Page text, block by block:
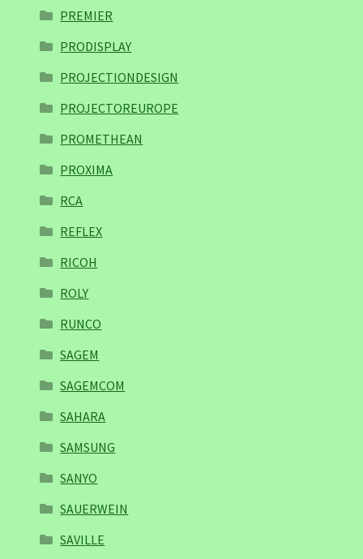
PREMIER
PRODISPLAY
PROJECTIONDESIGN
PROJECTOREUROPE
PROMETHEAN
PROXIMA
RCA
REFLEX
RICOH
ROLY
RUNCO
SAGEM
SAGEMCOM
SAHARA
SAMSUNG
SANYO
SAUERWEIN
SAVILLE